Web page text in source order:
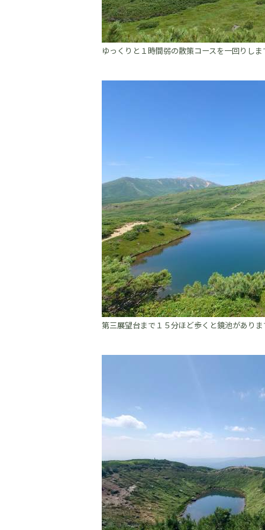
ゆっくりと１時間弱の散策コースを一回りし
第三展望台まで１５分ほど歩くと鏡池があり